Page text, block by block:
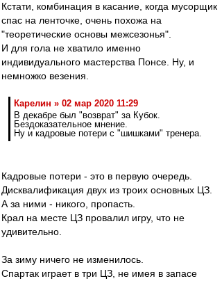
Кстати, комбинация в касание, когда мусорщик
спас на ленточке, очень похожа на
"теоретические основы межсезонья".
И для гола не хватило именно
индивидуального мастерства Понсе. Ну, и
немножко везения.
Карелин » 02 мар 2020 11:29
В декабре был "возврат" за Кубок.
Бездоказательное мнение.
Ну и кадровые потери с "шишками" тренера.
Кадровые потери - это в первую очередь.
Дисквалификация двух из троих основных ЦЗ.
А за ними - никого, пропасть.
Крал на месте ЦЗ провалил игру, что не
удивительно.
За зиму ничего не изменилось.
Спартак играет в три ЦЗ, не имея в запасе